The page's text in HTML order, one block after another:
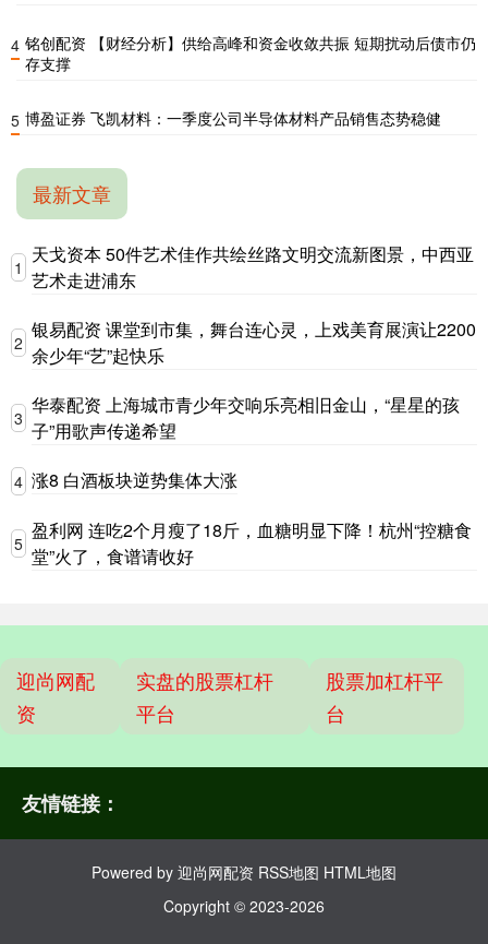
4 铭创配资 【财经分析】供给高峰和资金收敛共振 短期扰动后债市仍
存支撑
5 博盈证券 飞凯材料：一季度公司半导体材料产品销售态势稳健
最新文章
1
天戈资本 50件艺术佳作共绘丝路文明交流新图景，中西亚
艺术走进浦东
2
银易配资 课堂到市集，舞台连心灵，上戏美育展演让2200
余少年“艺”起快乐
3
华泰配资 上海城市青少年交响乐亮相旧金山，“星星的孩
子”用歌声传递希望
4 涨8 白酒板块逆势集体大涨
5
盈利网 连吃2个月瘦了18斤，血糖明显下降！杭州“控糖食
堂”火了，食谱请收好
迎尚网配
资
实盘的股票杠杆
平台
股票加杠杆平
台
友情链接：
Powered by 迎尚网配资 RSS地图 HTML地图
Copyright © 2023-2026